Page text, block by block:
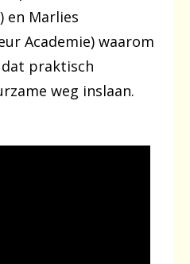
en Marlies
Academie) waarom
praktisch
weg inslaan.